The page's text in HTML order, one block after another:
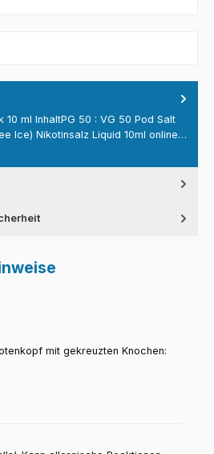
ml InhaltPG 50 : VG 50 Pod Salt
Ice) Nikotinsalz Liquid 10ml online…
mit gekreuzten Knochen: